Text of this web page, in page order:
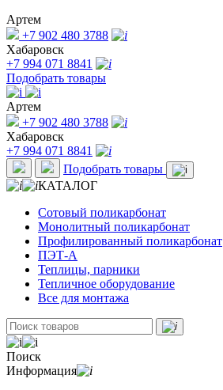
Артем
+7 902 480 3788
Хабаровск
+7 994 071 8841
Подобрать товары
Артем
+7 902 480 3788
Хабаровск
+7 994 071 8841
Подобрать товары
КАТАЛОГ
Сотовый поликарбонат
Монолитный поликарбонат
Профилированный поликарбонат
ПЭТ-А
Теплицы, парники
Тепличное оборудование
Все для монтажа
Поиск
Информация